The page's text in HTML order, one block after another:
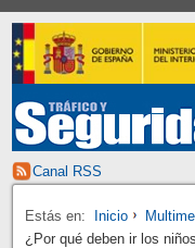
Canal RSS
Estás en: Inicio
¿Por qué deben ir los